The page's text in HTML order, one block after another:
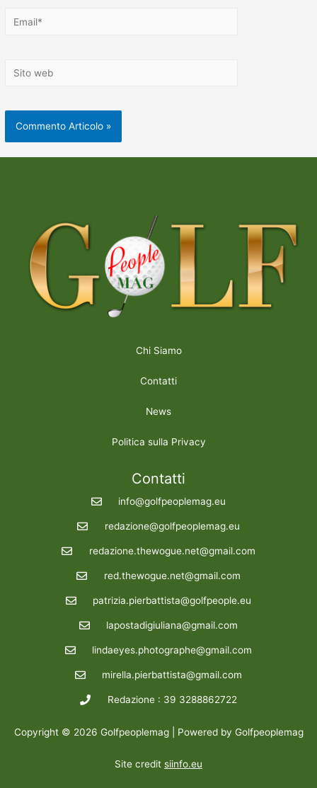
Chi Siamo
Contatti
News
Politica sulla Privacy
Contatti
info@golfpeoplemag.eu
redazione@golfpeoplemag.eu
redazione.thewogue.net@gmail.com
red.thewogue.net@gmail.com
patrizia.pierbattista@golfpeople.eu
lapostadigiuliana@gmail.com
lindaeyes.photographe@gmail.com
mirella.pierbattista@gmail.com
Redazione : 39 3288862722
Copyright © 2026 Golfpeoplemag | Powered by Golfpeoplemag
Site credit siinfo.eu